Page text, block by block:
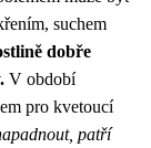
suchem
dobře
V období
pro kvetoucí
patří